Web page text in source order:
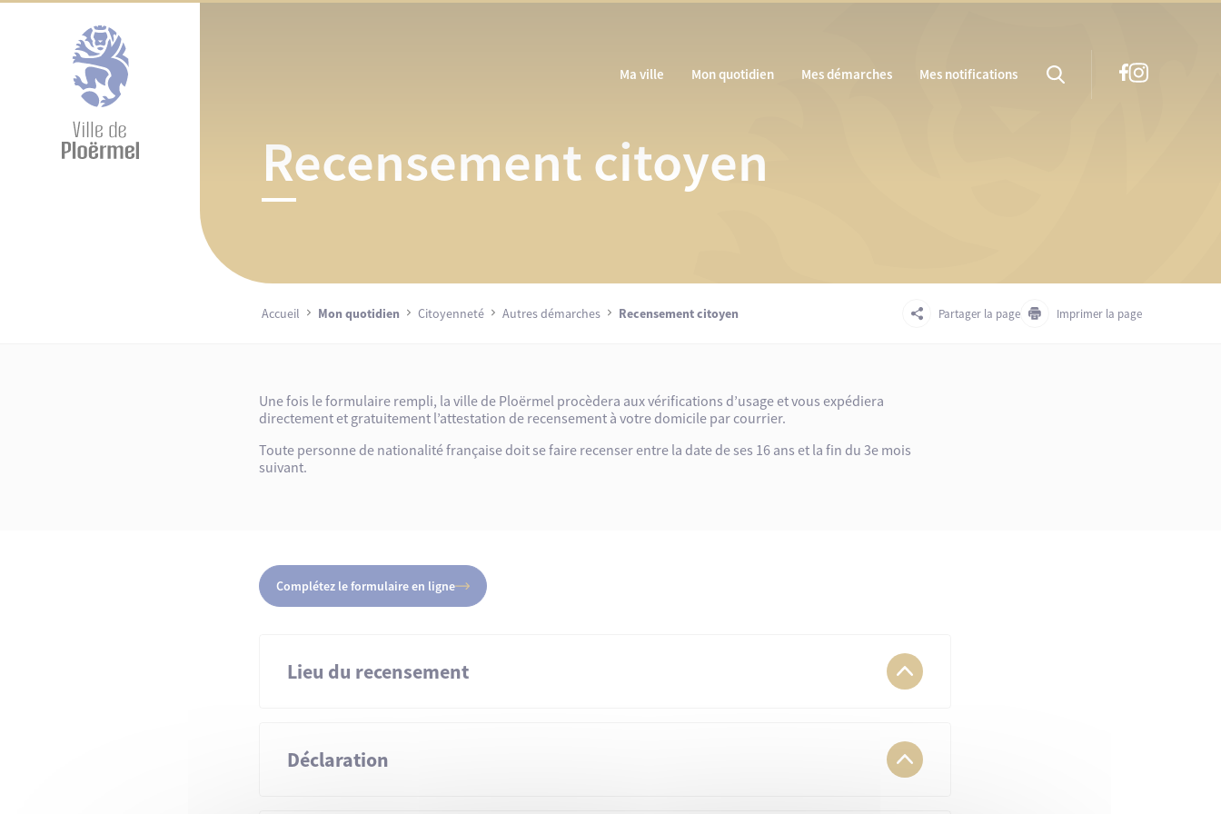
Ma ville Mon quotidien Mes démarches Mes notifications
Recensement citoyen
Accueil Mon quotidien Citoyenneté Autres démarches Recensement citoyen Partager la page Imprimer la page
Une fois le formulaire rempli, la ville de Ploërmel procèdera aux vérifications d’usage et vous expédiera
directement et gratuitement l’attestation de recensement à votre domicile par courrier.
Toute personne de nationalité française doit se faire recenser entre la date de ses 16 ans et la fin du 3e mois
suivant.
Complétez le formulaire en ligne
Lieu du recensement
à la mairie du lieu de domicile des parents,
Déclaration